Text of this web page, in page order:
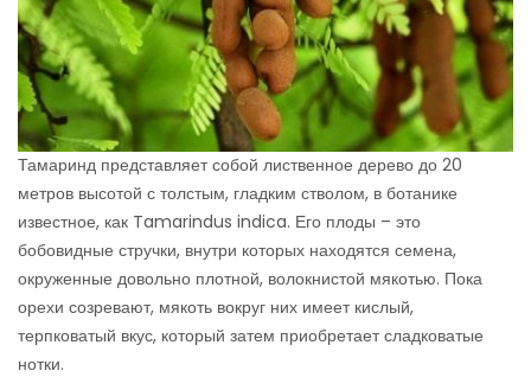
Тамаринд представляет собой лиственное дерево до 20
метров высотой с толстым, гладким стволом, в ботанике
известное, как Tamarindus indica. Его плоды – это
бобовидные стручки, внутри которых находятся семена,
окруженные довольно плотной, волокнистой мякотью. Пока
орехи созревают, мякоть вокруг них имеет кислый,
терпковатый вкус, который затем приобретает сладковатые
нотки.